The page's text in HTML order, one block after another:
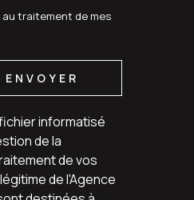
traitement de mes
ENVOYER
informatisé
de la
de vos
de l'Agence